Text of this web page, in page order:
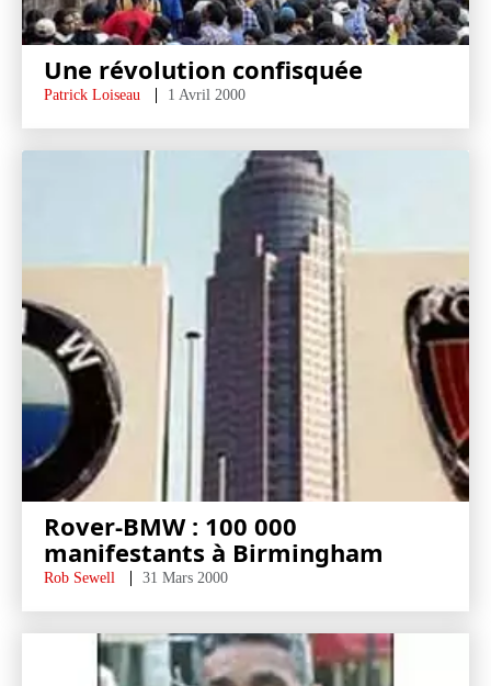
Une révolution confisquée
Patrick Loiseau 1 Avril 2000
Rover-BMW : 100 000
manifestants à Birmingham
Rob Sewell 31 Mars 2000